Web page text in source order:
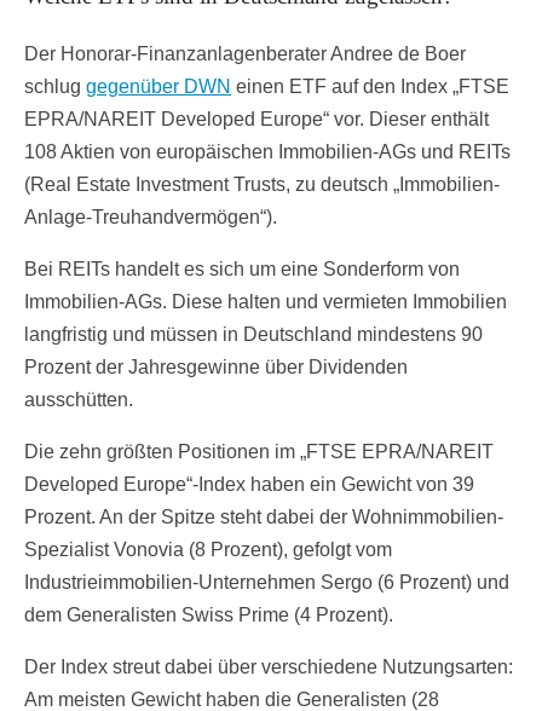
Der Honorar-Finanzanlagenberater Andree de Boer
schlug gegenüber DWN einen ETF auf den Index „FTSE
EPRA/NAREIT Developed Europe“ vor. Dieser enthält
108 Aktien von europäischen Immobilien-AGs und REITs
(Real Estate Investment Trusts, zu deutsch „Immobilien-
Anlage-Treuhandvermögen“).
Bei REITs handelt es sich um eine Sonderform von
Immobilien-AGs. Diese halten und vermieten Immobilien
langfristig und müssen in Deutschland mindestens 90
Prozent der Jahresgewinne über Dividenden
ausschütten.
Die zehn größten Positionen im „FTSE EPRA/NAREIT
Developed Europe“-Index haben ein Gewicht von 39
Prozent. An der Spitze steht dabei der Wohnimmobilien-
Spezialist Vonovia (8 Prozent), gefolgt vom
Industrieimmobilien-Unternehmen Sergo (6 Prozent) und
dem Generalisten Swiss Prime (4 Prozent).
Der Index streut dabei über verschiedene Nutzungsarten:
Am meisten Gewicht haben die Generalisten (28